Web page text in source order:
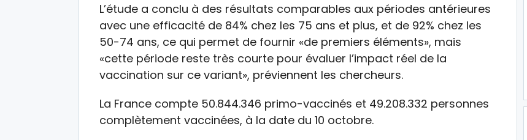
L’étude a conclu à des résultats comparables aux périodes antérieures
avec une efficacité de 84% chez les 75 ans et plus, et de 92% chez les
50-74 ans, ce qui permet de fournir «de premiers éléments», mais
«cette période reste très courte pour évaluer l’impact réel de la
vaccination sur ce variant», préviennent les chercheurs.
La France compte 50.844.346 primo-vaccinés et 49.208.332 personnes
complètement vaccinées, à la date du 10 octobre.